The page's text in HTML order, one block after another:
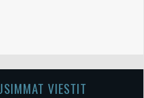
VIESTIT